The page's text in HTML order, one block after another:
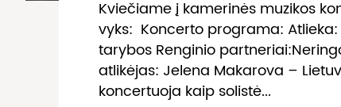
Kviečiame į kamerinės muzikos
vyks: Koncerto programa:
tarybos Renginio
atlikėjas: Jelena Makarova –
koncertuoja kaip solistė...